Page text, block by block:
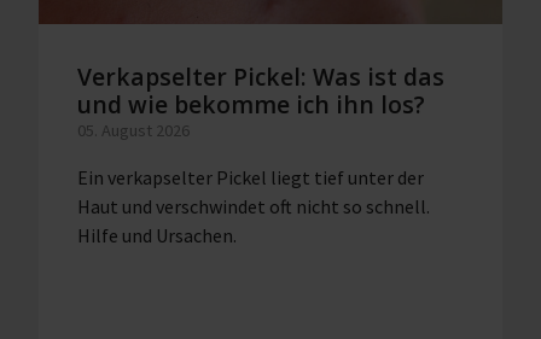
Verkapselter Pickel: Was ist das
und wie bekomme ich ihn los?
05. August 2026
Ein verkapselter Pickel liegt tief unter der
Haut und verschwindet oft nicht so schnell.
Hilfe und Ursachen.